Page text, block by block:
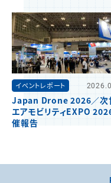
イベントレポート
Japan Drone 2026／次
エアモビリティEXPO
催報告